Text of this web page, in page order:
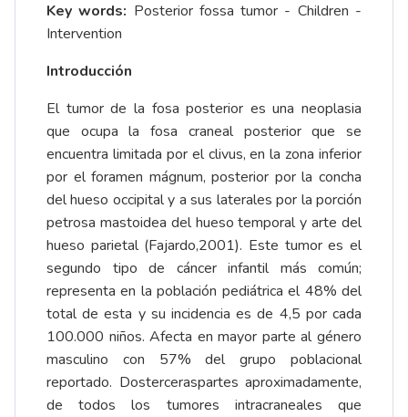
Key words: Posterior fossa tumor - Children -
Intervention
Introducción
El tumor de la fosa posterior es una neoplasia
que ocupa la fosa craneal posterior que se
encuentra limitada por el clivus, en la zona inferior
por el foramen mágnum, posterior por la concha
del hueso occipital y a sus laterales por la porción
petrosa mastoidea del hueso temporal y arte del
hueso parietal (Fajardo,2001). Este tumor es el
segundo tipo de cáncer infantil más común;
representa en la población pediátrica el 48% del
total de esta y su incidencia es de 4,5 por cada
100.000 niños. Afecta en mayor parte al género
masculino con 57% del grupo poblacional
reportado. Dosterceraspartes aproximadamente,
de todos los tumores intracraneales que